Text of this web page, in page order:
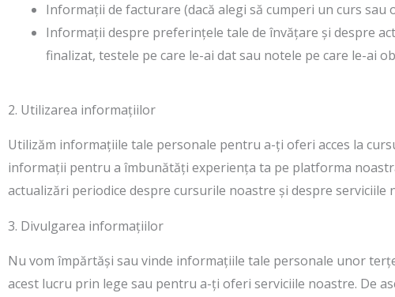
Informații de facturare (dacă alegi să cumperi un curs sau
Informații despre preferințele tale de învățare și despre
finalizat, testele pe care le-ai dat sau notele pe care le-ai
2. Utilizarea informațiilor
Utilizăm informațiile tale personale pentru a-ți oferi acces la
informații pentru a îmbunătăți experiența ta pe platforma
actualizări periodice despre cursurile noastre și despre serviciile
3. Divulgarea informațiilor
Nu vom împărtăși sau vinde informațiile tale personale unor
acest lucru prin lege sau pentru a-ți oferi serviciile noastre. De